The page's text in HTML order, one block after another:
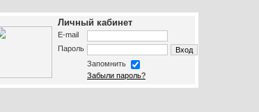
Личный кабинет
E-mail
Пароль
Запомнить
Забыли пароль?